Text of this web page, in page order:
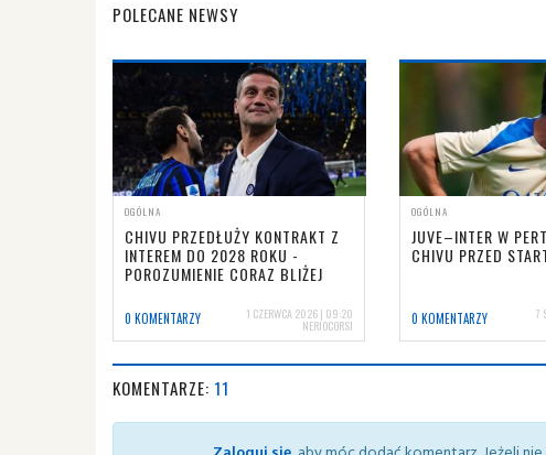
POLECANE NEWSY
OGÓLNA
CHIVU PRZEDŁUŻY KONTRAKT Z
INTEREM DO 2028 ROKU -
POROZUMIENIE CORAZ BLIŻEJ
0 KOMENTARZY 1 CZERWCA 2026 | 09:20
NERIOCORSI
OGÓLNA
JUVE–INTER W
CHIVU PRZED
0 KOMENTARZY 7
KOMENTARZE: 11